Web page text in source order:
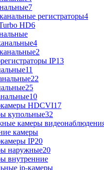
7
регистраторы4
HD6
4
2
IP13
11
22
25
10
HDCVI17
купольные32
камеры
камеры
IP20
наружные20
внутренние
ip-камеры